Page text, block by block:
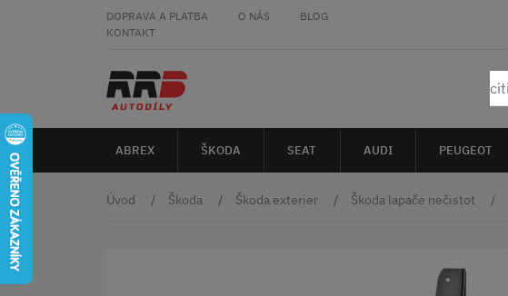
DOPRAVA A PLATBA O NÁS
BLOG
KONTAKT
ABREX ŠKODA SEAT AUDI PEUGEOT
Úvod Škoda Škoda exterier Škoda lapače nečistot